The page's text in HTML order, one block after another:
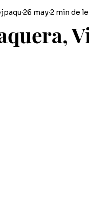
26 may2 min de